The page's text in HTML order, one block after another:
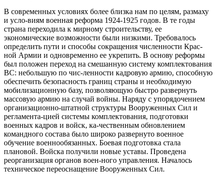
В современных условиях более близка нам по целям, размаху
и усло-виям военная реформа 1924-1925 годов. В те годы
страна переходила к мирному строительству, ее
экономические возможности были низкими. Требовалось
определить пути и способы сокращения численности Крас-
ной Армии и одновременно ее укрепить. В основу реформы
был положен переход на смешанную систему комплектования
ВС: небольшую по чис-ленности кадровую армию, способную
обеспечить безопасность границ страны и необходимую
мобилизационную базу, позволяющую быстро развернуть
массовую армию на случай войны. Наряду с упорядочением
организационно-штатной структуры Вооруженных Сил и
регламента-цией системы комплектования, подготовки
военных кадров и войск, ка-чественным обновлением
командного состава было широко развернуто военное
обучение военнообязанных. Боевая подготовка стала
плановой. Войска получили новые уставы. Проведена
реорганизация органов воен-ного управления. Началось
техническое переоснащение Вооруженных Сил.